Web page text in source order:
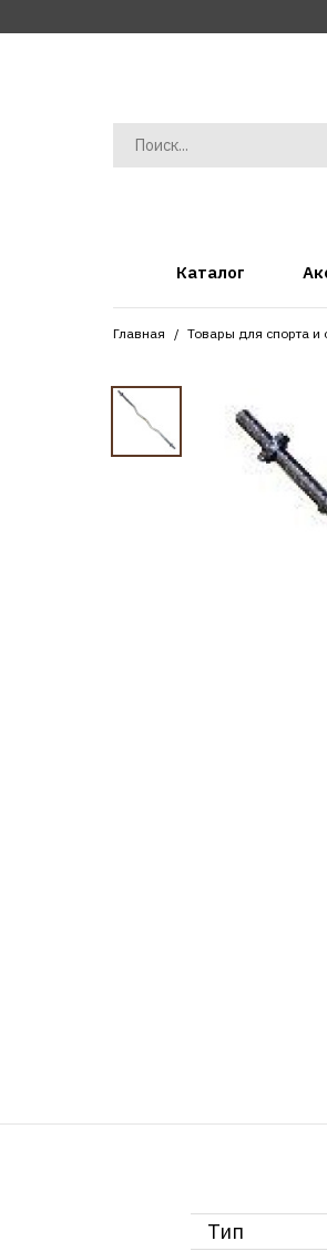
Каталог
Главная Товары для спорта и
Тип